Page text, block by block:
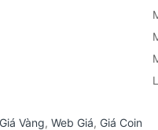
Giá Vàng, Web Giá, Giá Coin